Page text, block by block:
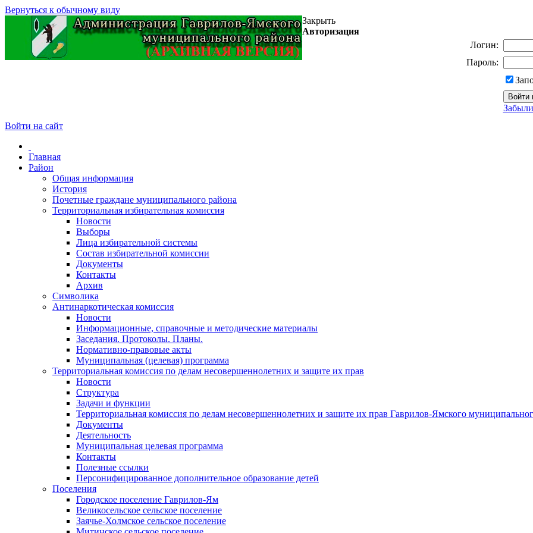
Вернуться к обычному виду
Закрыть
Авторизация
Логин:
Пароль:
Войти на сайт
Главная
Район
Общая информация
История
Почетные граждане муниципального района
Территориальная избирательная комиссия
Новости
Выборы
Лица избирательной системы
Состав избирательной комиссии
Документы
Контакты
Архив
Символика
Антинаркотическая комиссия
Новости
Информационные, справочные и методические материалы
Заседания. Протоколы. Планы.
Нормативно-правовые акты
Муниципальная (целевая) программа
Территориальная комиссия по делам несовершеннолетних и защите их прав
Новости
Структура
Задачи и функции
Территориальная комиссия по делам несовершеннолетних и защите их прав Гаврилов-Ямского
Документы
Деятельность
Муниципальная целевая программа
Контакты
Полезные ссылки
Персонифицированное дополнительное образование детей
Поселения
Городское поселение Гаврилов-Ям
Великосельское сельское поселение
Заячье-Холмское сельское поселение